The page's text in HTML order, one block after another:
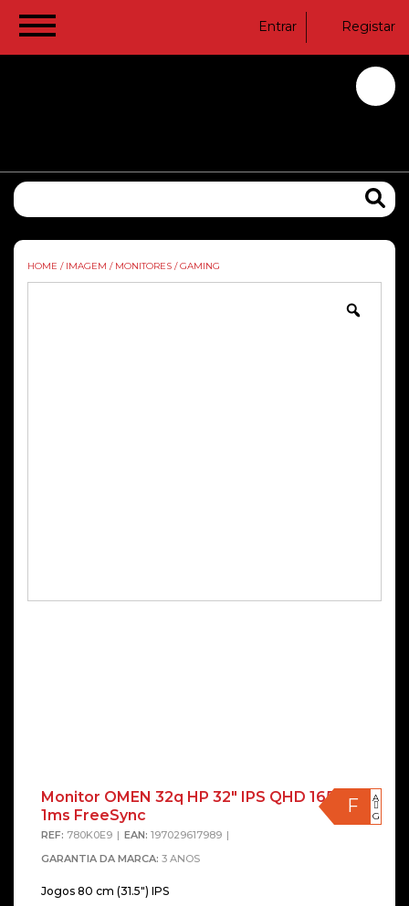
Entrar Registar
HOME / IMAGEM / MONITORES / GAMING
A
G
F
Monitor OMEN 32q HP 32″ IPS QHD 165Hz
1ms FreeSync
REF: 780K0E9 EAN: 197029617989
GARANTIA DA MARCA: 3 ANOS
Jogos 80 cm (31.5″) IPS